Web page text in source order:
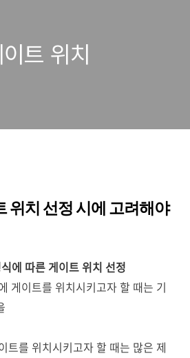
트 위치
위치 선정 시에 고려해야
에 따른 게이트 위치 선정
게이트를 위치시키고자 할 때는 기
트를 위치시키고자 할 때는 많은 제